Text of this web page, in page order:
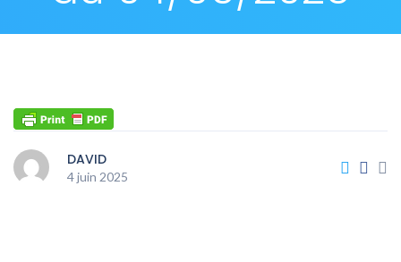
DAVID
4 juin 2025